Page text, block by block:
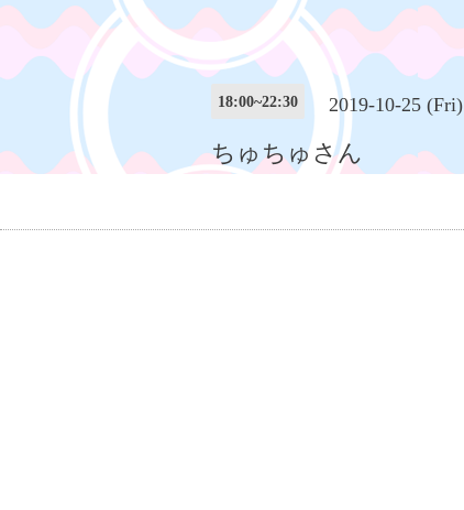
18:00~22:30 2019-10-25 (Fri)
ちゅちゅさん